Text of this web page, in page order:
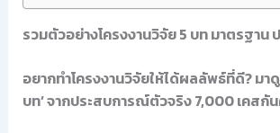
รวมตัวอย่างโครงงานวิจัย 5 บท มาตรฐาน
อยากทำโครงงานวิจัยให้ได้ผลลัพธ์ที่ดี? มาดู
บท’ จากประสบการณ์ตัวจริง 7,000 เคสกั